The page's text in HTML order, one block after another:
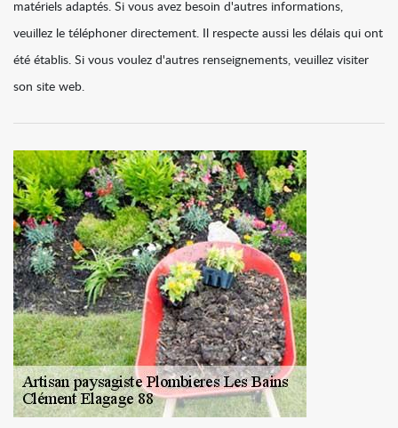
matériels adaptés. Si vous avez besoin d'autres informations,
veuillez le téléphoner directement. Il respecte aussi les délais qui ont
été établis. Si vous voulez d'autres renseignements, veuillez visiter
son site web.